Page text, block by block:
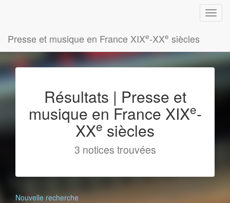
Presse et musique en France XIXe-XXe siècles
Résultats | Presse et
musique en France XIXe-
XXe siècles
3 notices trouvées
Nouvelle recherche